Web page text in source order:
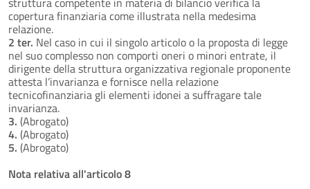
copertura finanziaria come illustrata nella medesima
relazione.
2 ter. Nel caso in cui il singolo articolo o la proposta di legge
nel suo complesso non comporti oneri o minori entrate, il
dirigente della struttura organizzativa regionale proponente
attesta l’invarianza e fornisce nella relazione
tecnicofinanziaria gli elementi idonei a suffragare tale
invarianza.
3. (Abrogato)
4. (Abrogato)
5. (Abrogato)
Nota relativa all'articolo 8